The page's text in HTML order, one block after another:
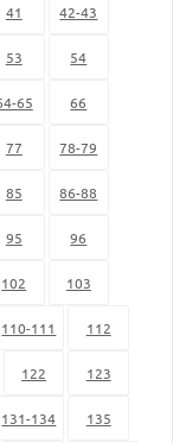
41 42-43
53 54
65 66
77 78-79
85 86-88
95 96
102 103
110-111 112
122 123
131-134 135